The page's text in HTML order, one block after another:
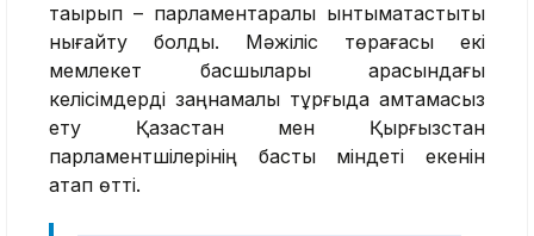
тақырып – парламентаралық ынтымақтастықты
нығайту болды. Мәжіліс төрағасы екі
мемлекет басшылары арасындағы
келісімдерді заңнамалық тұрғыда қамтамасыз
ету Қазақстан мен Қырғызстан
парламентшілерінің басты міндеті екенін
атап өтті.